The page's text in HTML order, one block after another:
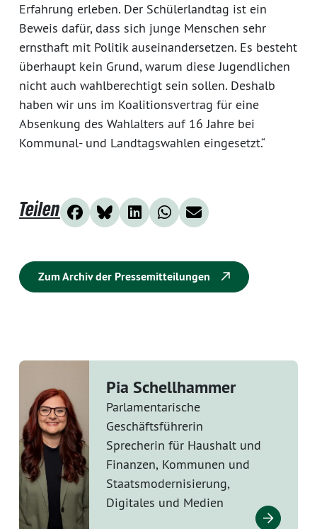
Erfahrung erleben. Der Schülerlandtag ist ein
Beweis dafür, dass sich junge Menschen sehr
ernsthaft mit Politik auseinandersetzen. Es besteht
überhaupt kein Grund, warum diese Jugendlichen
nicht auch wahlberechtigt sein sollen. Deshalb
haben wir uns im Koalitionsvertrag für eine
Absenkung des Wahlalters auf 16 Jahre bei
Kommunal- und Landtagswahlen eingesetzt.“
Teilen
Zum Archiv der Pressemitteilungen
Pia Schellhammer
Parlamentarische
Geschäftsführerin
Sprecherin für Haushalt und
Finanzen, Kommunen und
Staatsmodernisierung,
Digitales und Medien